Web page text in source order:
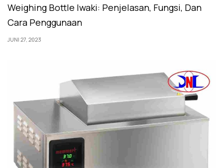
Weighing Bottle Iwaki: Penjelasan, Fungsi, Dan
Cara Penggunaan
JUNI 27, 2023